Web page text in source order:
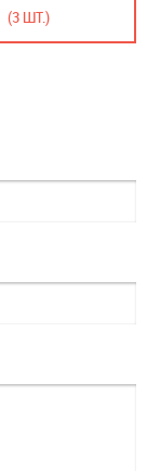
(3 ШТ.)